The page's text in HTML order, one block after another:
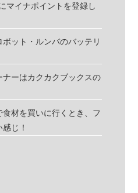
マイナポイントを登録し
ボット・ルンバのバッテリ
ーはカクカクブックスの
食材を買いに行くとき、フ
じ！